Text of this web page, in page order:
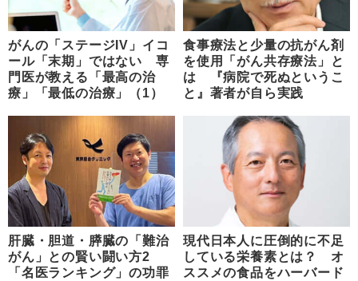
がんの「ステージIV」イコ
ール「末期」ではない 専
門医が教える「最高の治
療」「最低の治療」（1）
食事療法と少量の抗がん剤
を使用「がん共存療法」と
は 『病院で死ぬというこ
と』著者が自ら実践
肝臓・胆道・膵臓の「難治
がん」との賢い闘い方2
「名医ランキング」の功罪
現代日本人に圧倒的に不足
している栄養素とは？ オ
ススメの食品をハーバード